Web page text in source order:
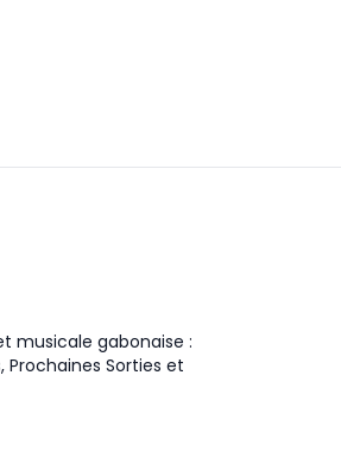
musicale gabonaise :
Prochaines Sorties et